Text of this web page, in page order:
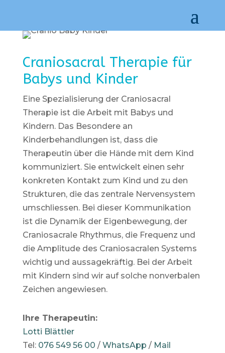
Craniosacral Therapie für
Babys und Kinder
Eine Spezialisierung der Craniosacral
Therapie ist die Arbeit mit Babys und
Kindern. Das Besondere an
Kinderbehandlungen ist, dass die
Therapeutin über die Hände mit dem Kind
kommuniziert. Sie entwickelt einen sehr
konkreten Kontakt zum Kind und zu den
Strukturen, die das zentrale Nervensystem
umschliessen. Bei dieser Kommunikation
ist die Dynamik der Eigenbewegung, der
Craniosacrale Rhythmus, die Frequenz und
die Amplitude des Craniosacralen Systems
wichtig und aussagekräftig. Bei der Arbeit
mit Kindern sind wir auf solche nonverbalen
Zeichen angewiesen.
Ihre Therapeutin:
Lotti Blättler
Tel: 076 549 56 00 / WhatsApp / Mail